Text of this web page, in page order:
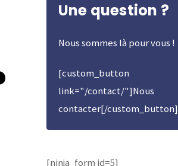
Une question ?
Nous sommes là pour vous !
[custom_button
link="/contact/"]Nous
contacter[/custom_button]
[ninja_form id=5]